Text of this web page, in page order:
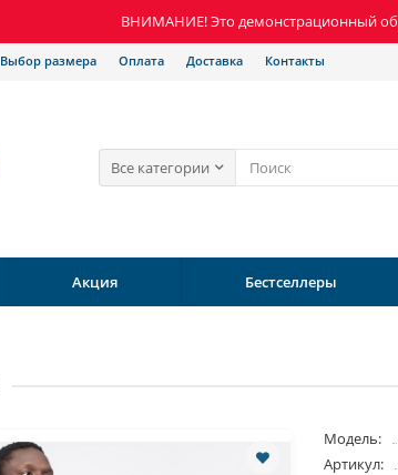
ВНИМАНИЕ! Это демонстрационный
Выбор размера Оплата Доставка Контакты
Все категории
Акция Бестселлеры
Модель:
Артикул: